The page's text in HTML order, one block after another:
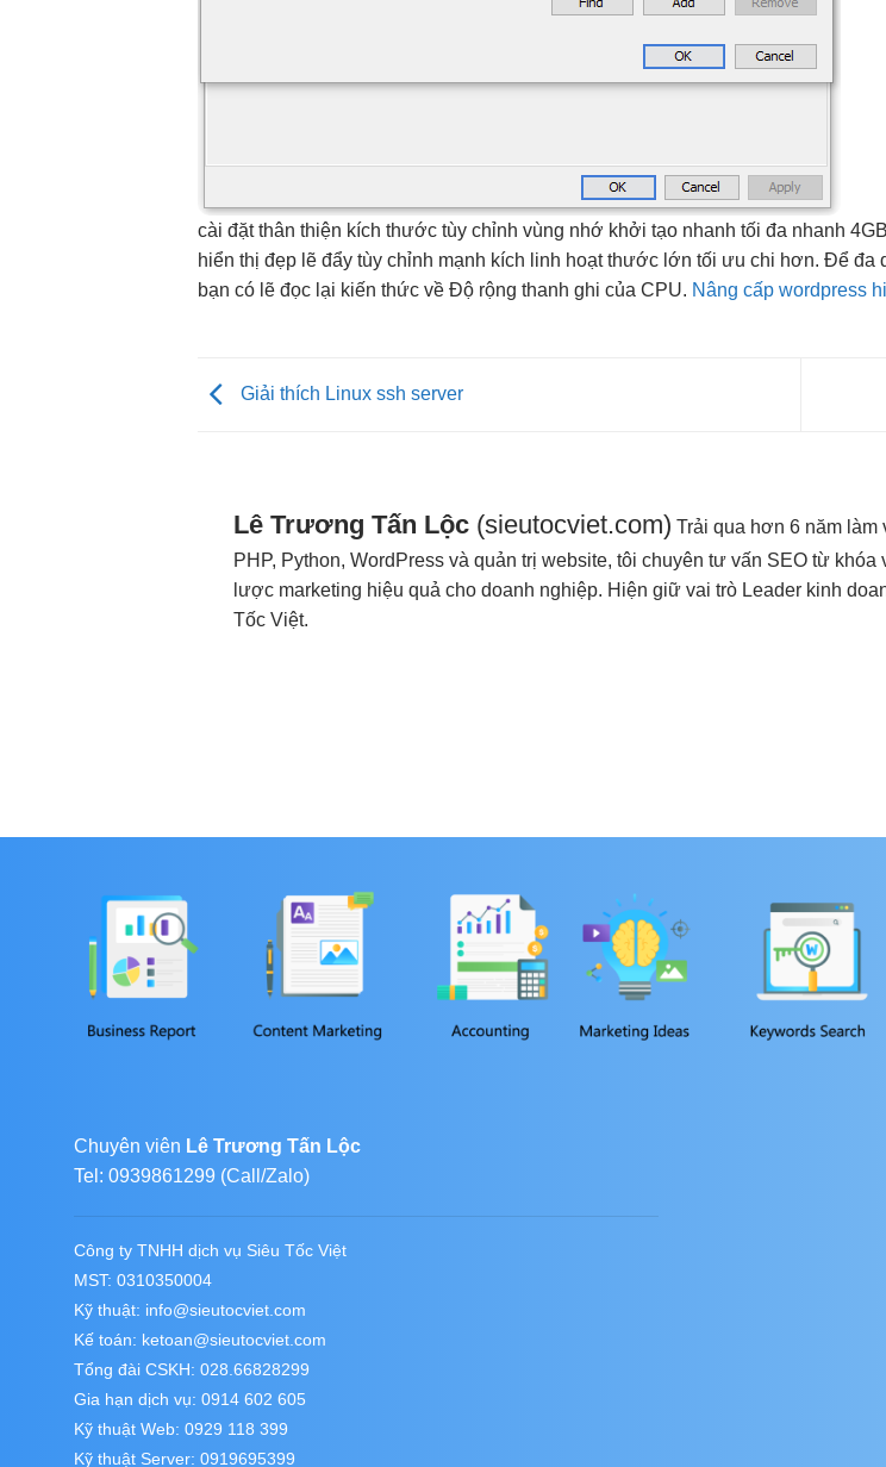
cài đặtthân thiện kích thướctùy chỉnh vùng nhớ khởi tạo nhanh tối đa nhanh
hiển thị đẹp lẽ đẩytùy chỉnh mạnh kích linh hoạtthước lớntối ưu chi hơn. Đểđa
bạn có lẽ đọc lại kiến thức về Độ rộng thanh ghi của CPU. Nâng cấp wordpress
Giải thích Linux ssh server
Lê Trương Tấn Lộc (sieutocviet.com) Trải qua hơn 6 năm làm
PHP, Python, WordPress và quản trị website, tôi chuyên tư vấn SEO từ khóa
lược marketing hiệu quả cho doanh nghiệp. Hiện giữ vai trò Leader kinh
Tốc Việt.
Chuyên viên Lê Trương Tấn Lộc
Tel: 0939861299 (Call/Zalo)
Công ty TNHH dịch vụ Siêu Tốc Việt
MST: 0310350004
Kỹ thuật: info@sieutocviet.com
Kế toán: ketoan@sieutocviet.com
Tổng đài CSKH: 028.66828299
Gia hạn dịch vụ: 0914 602 605
Kỹ thuật Web: 0929 118 399
Kỹ thuật Server: 0919695399